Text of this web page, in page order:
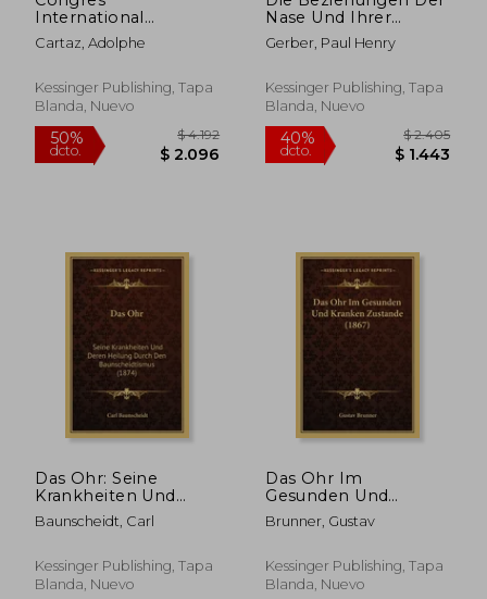
50%
dcto. $ 1.465
50%
dcto. $
International
D'Otologie Et De
Laryngologie Tenu A
Septembre 1889:
Comptes Rendus Et
Francés)
Cartaz, Adolphe
Kessinger Publishing, Tapa
Blanda, Nuevo
Nase Und Ihrer
Nebenraume Zum
Ubrigen Organismus:
Antrittsvorlesung
(1896) (en Alemán)
Gerber, Paul Henry
Kessinger Publishing, Tapa
Blanda, Nuevo
Das Ohr: Seine
Krankheiten Und
Deren Heilung Durch
Den
(1874) (en Alemán)
Baunscheidt, Carl
Kessinger Publishing, Tapa
Blanda, Nuevo
Das Ohr Im
Gesunden Und
Kranken Zustande
(1867) (en Alemán)
Brunner, Gustav
Kessinger Publishing, Tapa
Blanda, Nuevo